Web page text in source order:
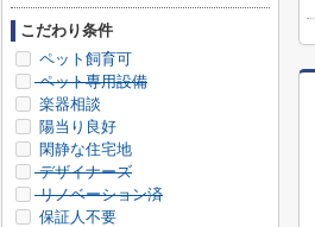
こだわり条件
ペット飼育可
ペット専用設備
楽器相談
陽当り良好
閑静な住宅地
デザイナーズ
リノベーション済
保証人不要